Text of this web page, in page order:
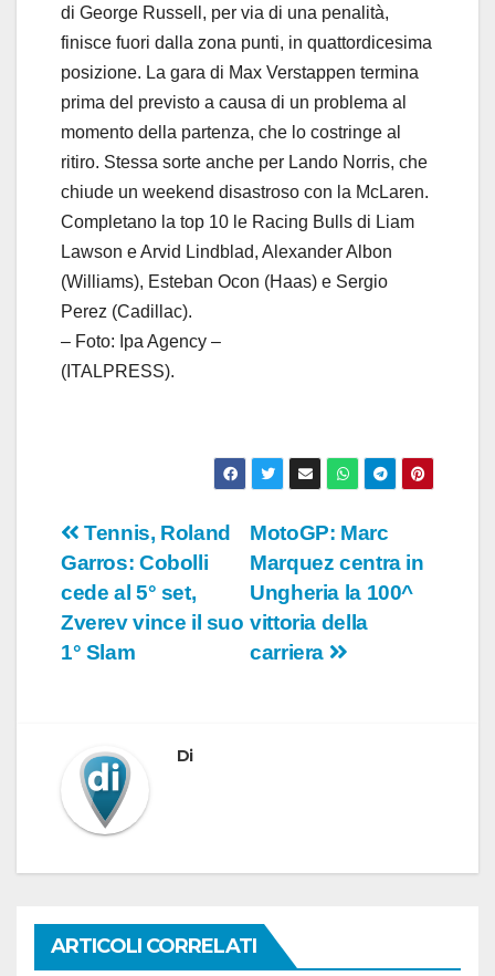
di George Russell, per via di una penalità,
finisce fuori dalla zona punti, in quattordicesima
posizione. La gara di Max Verstappen termina
prima del previsto a causa di un problema al
momento della partenza, che lo costringe al
ritiro. Stessa sorte anche per Lando Norris, che
chiude un weekend disastroso con la McLaren.
Completano la top 10 le Racing Bulls di Liam
Lawson e Arvid Lindblad, Alexander Albon
(Williams), Esteban Ocon (Haas) e Sergio
Perez (Cadillac).
– Foto: Ipa Agency –
(ITALPRESS).
Navigazione
articoli
MotoGP: Marc
Marquez centra in
Ungheria la 100^
vittoria della
carriera
Tennis, Roland
Garros: Cobolli
cede al 5° set,
Zverev vince il suo
1° Slam
Di
ARTICOLI CORRELATI